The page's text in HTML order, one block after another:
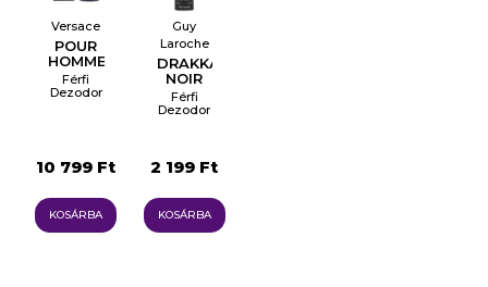
Versace
POUR
HOMME
Férfi
Dezodor
10 799 Ft
KOSÁRBA
Guy
Laroche
DRAKKAR
NOIR
Férfi
Dezodor
2 199 Ft
KOSÁRBA
Отказ